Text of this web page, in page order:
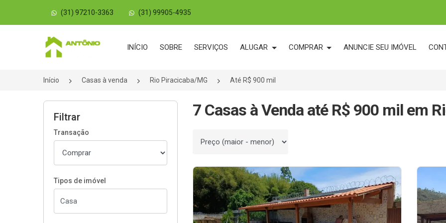
(31) 97210-3363 (31) 99905-4935
Página inicial
INÍCIO SOBRE SERVIÇOS ALUGAR COMPRAR ANUNCIE SEU IMÓVEL
Início Casas à venda Rio Piracicaba/MG Até R$ 900 mil
Filtrar
Transação
Tipos de imóvel
7 Casas à Venda até R$ 900 mil em
Ordenar por